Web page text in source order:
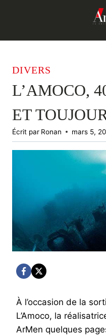
DIVERS
L’AMOCO,
ET
Écrit par Ronan mars 5,
À l’occasion de la
L’Amoco, la
ArMen quelques